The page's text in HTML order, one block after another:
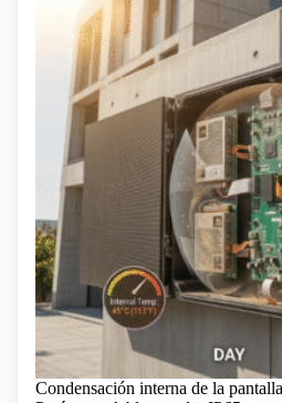
Condensación interna de la